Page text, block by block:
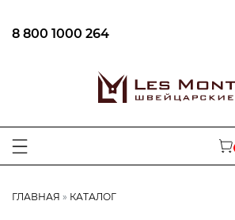
8 800 1000 264
ГЛАВНАЯ КАТАЛОГ
ЦЕНА
БРЕНД